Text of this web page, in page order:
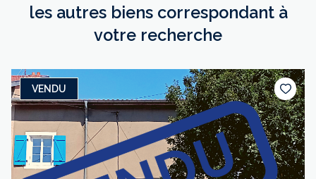
les autres biens correspondant à
votre recherche
VENDU